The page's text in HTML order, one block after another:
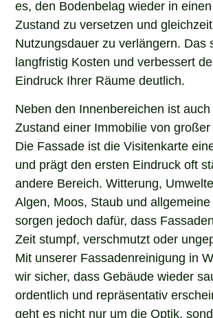
Zustand zu versetzen und
Nutzungsdauer zu verlängern. Das
langfristig Kosten und verbessert
Eindruck Ihrer Räume deutlich.
Neben den Innenbereichen ist
Zustand einer Immobilie von großer
Die Fassade ist die Visitenkarte
und prägt den ersten Eindruck oft
andere Bereich. Witterung,
Algen, Moos, Staub und
sorgen jedoch dafür, dass
Zeit stumpf, verschmutzt oder
Mit unserer Fassadenreinigung in
wir sicher, dass Gebäude wieder
ordentlich und repräsentativ
geht es nicht nur um die Optik,